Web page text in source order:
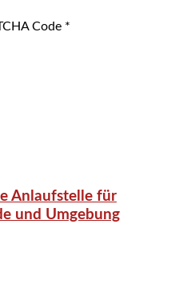
Code *
Anlaufstelle für
und Umgebung